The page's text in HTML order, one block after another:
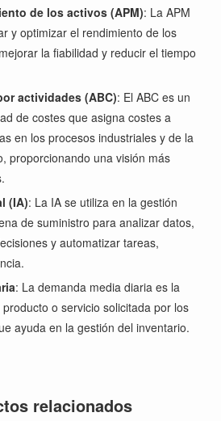
de los activos (APM): La APM
y optimizar el rendimiento de los
la fiabilidad y reducir el tiempo
actividades (ABC): El ABC es un
de costes que asigna costes a
en los procesos industriales y de la
proporcionando una visión más
(IA): La IA se utiliza en la gestión
de suministro para analizar datos,
y automatizar tareas,
: La demanda media diaria es la
o servicio solicitada por los
ayuda en la gestión del inventario.
relacionados